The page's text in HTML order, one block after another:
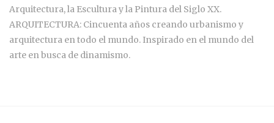
Arquitectura, la Escultura y la Pintura del Siglo XX.
ARQUITECTURA: Cincuenta años creando urbanismo y
arquitectura en todo el mundo. Inspirado en el mundo del
arte en busca de dinamismo.